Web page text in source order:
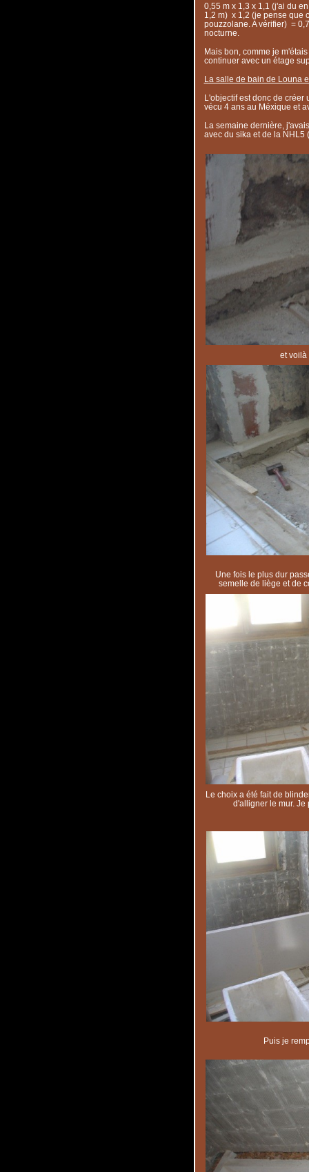
0,55 m x 1,3 x 1,1 (j'ai du
1,2 m) x 1,2 (je pense que
pouzzolane. A vérifier) =
nocturne.
Mais bon, comme je
continuer avec un étage
La salle de bain de Louna
L'objectif est donc de créer
vécu 4 ans au Méxique et
La semaine dernière,
avec du sika et de la NHL5
et voilà
Une fois le plus dur
semelle de liège et de
Le choix a été fait de
d'alligner le mur. Je
Puis je